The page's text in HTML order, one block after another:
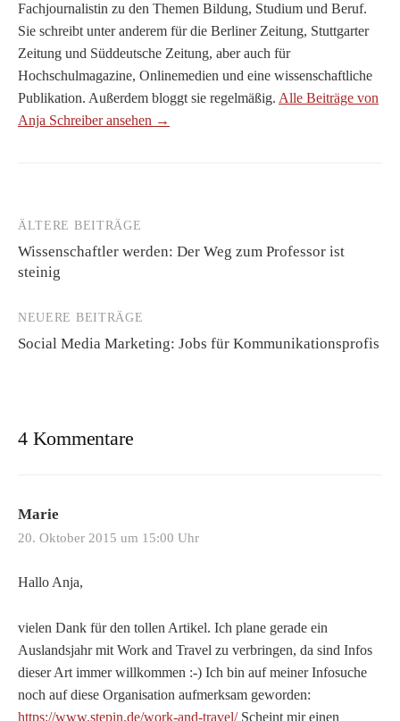
Fachjournalistin zu den Themen Bildung, Studium und Beruf.
Sie schreibt unter anderem für die Berliner Zeitung, Stuttgarter
Zeitung und Süddeutsche Zeitung, aber auch für
Hochschulmagazine, Onlinemedien und eine wissenschaftliche
Publikation. Außerdem bloggt sie regelmäßig. Alle Beiträge von
Anja Schreiber ansehen →
Beitragsnavigation
ÄLTERE BEITRÄGE
Wissenschaftler werden: Der Weg zum Professor ist
steinig
NEUERE BEITRÄGE
Social Media Marketing: Jobs für Kommunikationsprofis
4 Kommentare
Marie
20. Oktober 2015 um 15:00 Uhr
Hallo Anja,
vielen Dank für den tollen Artikel. Ich plane gerade ein
Auslandsjahr mit Work and Travel zu verbringen, da sind Infos
dieser Art immer willkommen :-) Ich bin auf meiner Infosuche
noch auf diese Organisation aufmerksam geworden:
https://www.stepin.de/work-and-travel/Scheint mir einen